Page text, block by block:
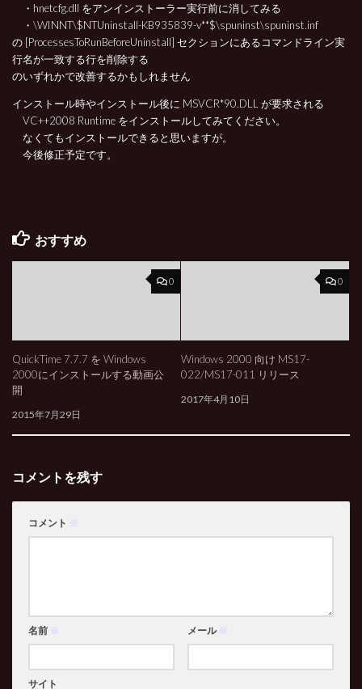
・hnetcfg.dll をアンインストーラー実行前に消してみる
・\WINNT\$NTUninstall-KB935839-v**$\spuninst\spuninst.inf
の [ProcessesToRunBeforeUninstall] セクションにあるコマンドライン実
行名が一致する行を削除する
のいずれかで改善するかもしれません
インストール時やインストール後に MSVCR*90.DLL が要求される
VC++2008 Runtime をインストールしてみてください。
なくてもインストールできると思いますが。
今後修正予定です。
おすすめ
0
QuickTime 7.7.7 を Windows
2000にインストールする動画公
開
2015年7月29日
0
Windows 2000 向け MS17-
022/MS17-011 リリース
2017年4月10日
コメントを残す
コメント ※
名前 ※ メール ※
サイト